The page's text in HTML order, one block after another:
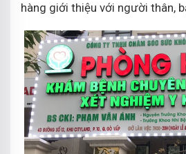
hàng giới thiệu với người thân,